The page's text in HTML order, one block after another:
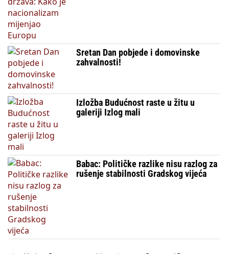
Sretan Dan pobjede i domovinske
zahvalnosti!
Izložba Budućnost raste u žitu u
galeriji Izlog mali
Babac: Političke razlike nisu razlog za
rušenje stabilnosti Gradskog vijeća